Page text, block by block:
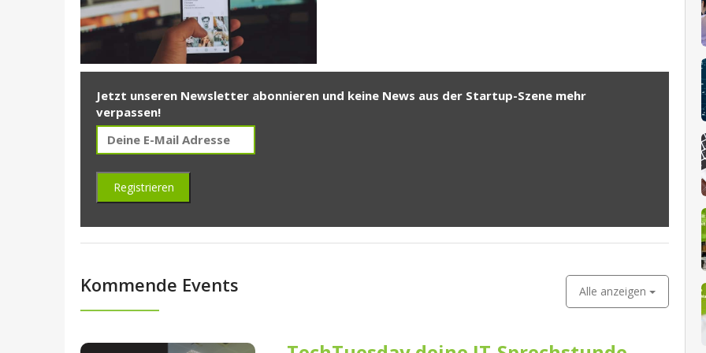
Jetzt unseren Newsletter abonnieren und keine News aus der Startup-Szene mehr
verpassen!
Kommende Events Alle anzeigen